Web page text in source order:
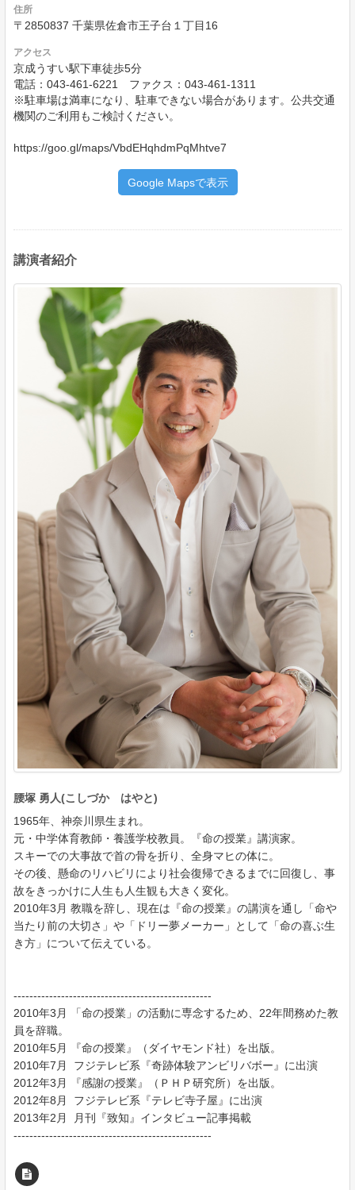
住所
〒2850837 千葉県佐倉市王子台１丁目16
アクセス
京成うすい駅下車徒歩5分
電話：043-461-6221 ファクス：043-461-1311
※駐車場は満車になり、駐車できない場合があります。公共交通
機関のご利用もご検討ください。
https://goo.gl/maps/VbdEHqhdmPqMhtve7
Google Mapsで表示
講演者紹介
腰塚 勇人(こしづか はやと)
1965年、神奈川県生まれ。
元・中学体育教師・養護学校教員。『命の授業』講演家。
スキーでの大事故で首の骨を折り、全身マヒの体に。
その後、懸命のリハビリにより社会復帰できるまでに回復し、事
故をきっかけに人生も人生観も大きく変化。
2010年3月 教職を辞し、現在は『命の授業』の講演を通し「命や
当たり前の大切さ」や「ドリー夢メーカー」として「命の喜ぶ生
き方」について伝えている。
--------------------------------------------------
2010年3月 「命の授業」の活動に専念するため、22年間務めた教
員を辞職。
2010年5月 『命の授業』（ダイヤモンド社）を出版。
2010年7月 フジテレビ系『奇跡体験アンビリバボー』に出演
2012年3月 『感謝の授業』（ＰＨＰ研究所）を出版。
2012年8月 フジテレビ系『テレビ寺子屋』に出演
2013年2月 月刊『致知』インタビュー記事掲載
--------------------------------------------------